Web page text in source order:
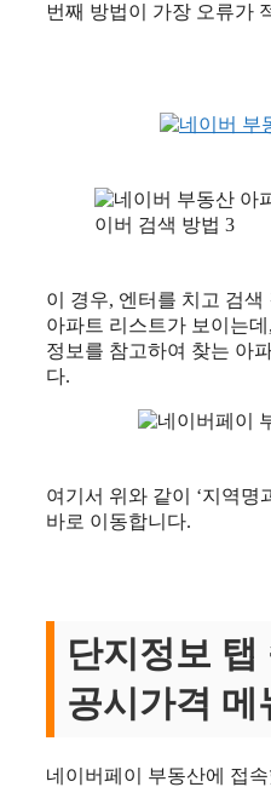
번째 방법이 가장 오류가
이 경우, 엔터를 치고 검색
아파트 리스트가 보이는
정보를 참고하여 찾는 아
다.
여기서 위와 같이 ‘지역명
바로 이동합니다.
단지정보 탭
공시가격 메
네이버페이 부동산에 접